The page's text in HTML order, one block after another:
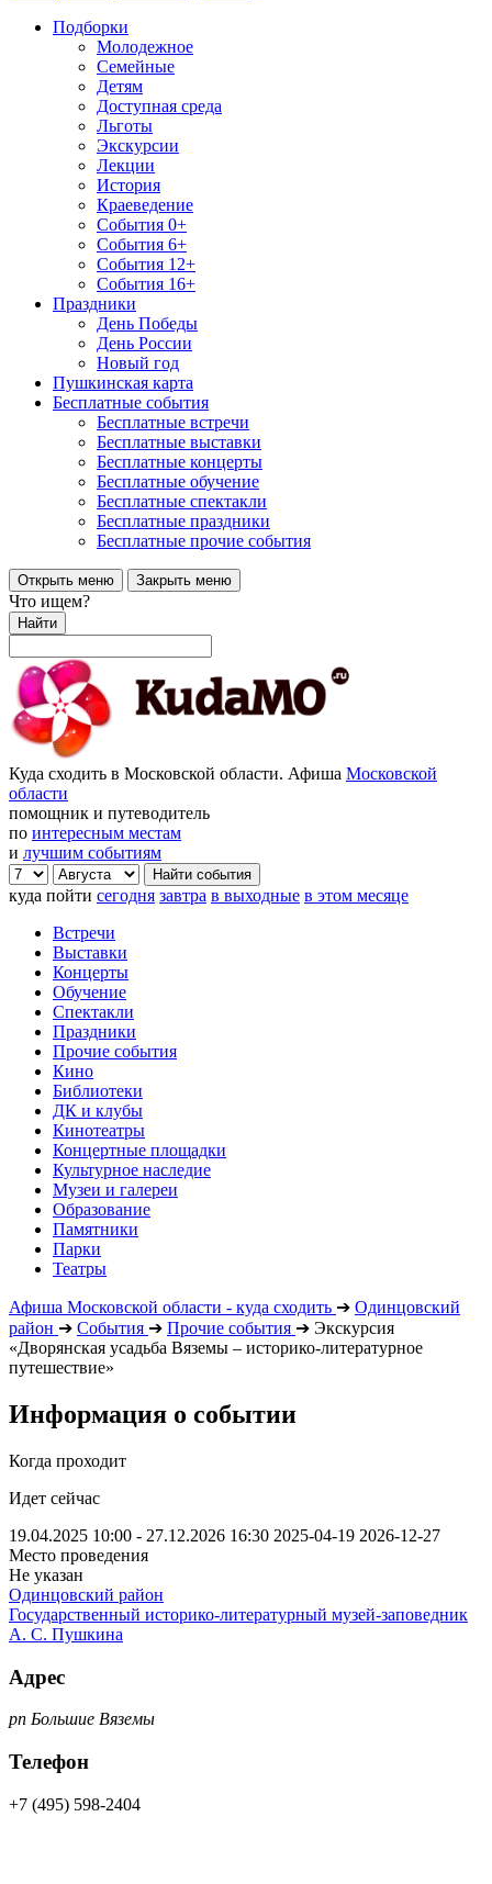
Подборки
Молодежное
Семейные
Детям
Доступная среда
Льготы
Экскурсии
Лекции
История
Краеведение
События 0+
События 6+
События 12+
События 16+
Праздники
День Победы
День России
Новый год
Пушкинская карта
Бесплатные события
Бесплатные встречи
Бесплатные выставки
Бесплатные концерты
Бесплатные обучение
Бесплатные спектакли
Бесплатные праздники
Бесплатные прочие события
Открыть меню Закрыть меню
Что ищем?
Найти
Куда сходить в Московской области. Афиша Московской
области
помощник и путеводитель
по интересным местам
и лучшим событиям
куда пойти сегодня завтра в выходные в этом месяце
Встречи
Выставки
Концерты
Обучение
Спектакли
Праздники
Прочие события
Кино
Библиотеки
ДК и клубы
Кинотеатры
Концертные площадки
Культурное наследие
Музеи и галереи
Образование
Памятники
Парки
Театры
Афиша Московской области - куда сходить ➔ Одинцовский
район ➔ События ➔ Прочие события ➔ Экскурсия
«Дворянская усадьба Вяземы – историко-литературное
путешествие»
Информация о событии
Когда проходит
Идет сейчас
19.04.2025 10:00 - 27.12.2026 16:30 2025-04-19 2026-12-27
Место проведения
Не указан
Одинцовский район
Государственный историко-литературный музей-заповедник
А. С. Пушкина
Адрес
рп Большие Вяземы
Телефон
+7 (495) 598-2404